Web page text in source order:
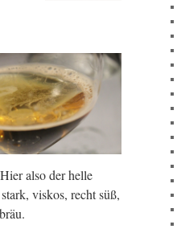
also der helle
viskos, recht süß,